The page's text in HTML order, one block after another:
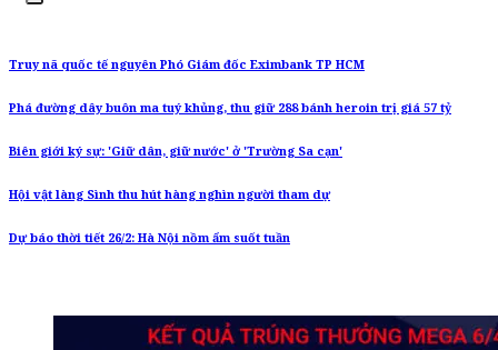
Truy nã quốc tế nguyên Phó Giám đốc Eximbank TP HCM
Phá đường dây buôn ma tuý khủng, thu giữ 288 bánh heroin trị giá 57 tỷ
Biên giới ký sự: 'Giữ dân, giữ nước' ở 'Trường Sa cạn'
Hội vật làng Sình thu hút hàng nghìn người tham dự
Dự báo thời tiết 26/2: Hà Nội nồm ẩm suốt tuần